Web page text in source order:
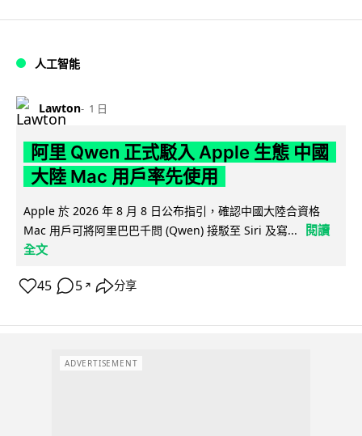
人工智能
Lawton 1 日
阿里 Qwen 正式駁入 Apple 生態 中國
大陸 Mac 用戶率先使用
Apple 於 2026 年 8 月 8 日公布指引，確認中國大陸合資格
Mac 用戶可將阿里巴巴千問 (Qwen) 接駁至 Siri 及寫...
閱讀
全文
45 5 ↗ 分享
ADVERTISEMENT